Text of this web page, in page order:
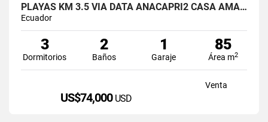
PLAYAS KM 3.5 VIA DATA ANACAPRI2 CASA AMABLADA EN VENTA
Ecuador
3
Dormitorios
2
Baños
1
Garaje
85
Área m2
Venta
US$74,000 USD